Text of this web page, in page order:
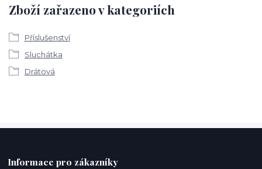
Zboží zařazeno v kategoriích
Příslušenství
Sluchátka
Drátová
Informace pro zákazníky